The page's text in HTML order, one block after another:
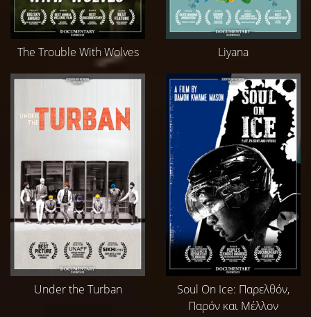
The Trouble With Wolves Liyana
Under the Turban
Soul On Ice: Παρελθόν,
Παρόν και Μέλλον